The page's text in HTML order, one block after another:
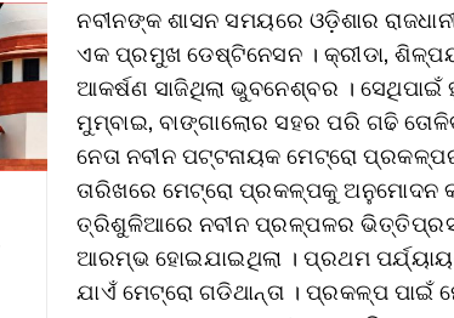
ନବୀନଙ୍କ ଶାସନ ସମୟରେ ଓଡ଼ିଶାର
ଏକ ପ୍ରମୁଖ ଡେଷ୍ଟିନେସନ । କ୍ରୀଡା,
ଆକର୍ଷଣ ସାଜିଥିଲା ଭୁବନେଶ୍ବର ।
ମୁମ୍ବାଇ, ବାଙ୍ଗାଲୋର ସହର ପରି ଗଢି
ନେତା ନବୀନ ପଟ୍ଟନାୟକ ମେଟ୍ରୋ
ତାରିଖରେ ମେଟ୍ରୋ ପ୍ରକଳ୍ପକୁ ଅନୁମୋଦନ
ତ୍ରିଶୁଳିଆରେ ନବୀନ ପ୍ରଳ୍ପଳର
ଆରମ୍ଭ ହୋଇଯାଇଥିଲା । ପ୍ରଥମ
ଯାଏଁ ମେଟ୍ରୋ ଗଡିଥାନ୍ତା । ପ୍ରକଳ୍ପ ପାଇଁ